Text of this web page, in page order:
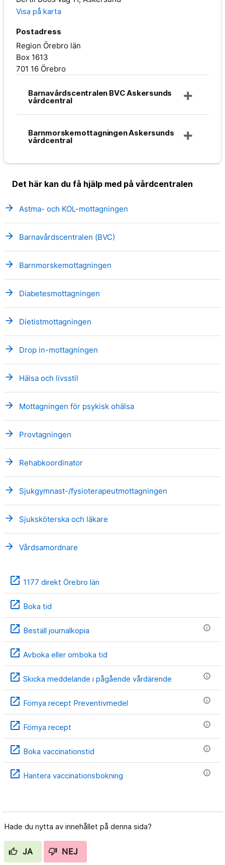
Visa på karta
Postadress
Region Örebro län
Box 1613
701 16 Örebro
Barnavårdscentralen BVC Askersunds
vårdcentral
Barnmorskemottagningen Askersunds
vårdcentral
Det här kan du få hjälp med på vårdcentralen
arrow_forward Astma- och KOL-mottagningen
arrow_forward Barnavårdscentralen (BVC)
arrow_forward Barnmorskemottagningen
arrow_forward Diabetesmottagningen
arrow_forward Dietistmottagningen
arrow_forward Drop in-mottagningen
arrow_forward Hälsa och livsstil
arrow_forward Mottagningen för psykisk ohälsa
arrow_forward Provtagningen
arrow_forward Rehabkoordinator
arrow_forward Sjukgymnast-/fysioterapeutmottagningen
arrow_forward Sjuksköterska och läkare
arrow_forward Vårdsamordnare
open_in_new 1177 direkt Örebro län
open_in_new Boka tid
open_in_new Beställ journalkopia info
open_in_new Avboka eller omboka tid
open_in_new Skicka meddelande i pågående vårdärende info
open_in_new Förnya recept Preventivmedel info
open_in_new Förnya recept info
open_in_new Boka vaccinationstid info
open_in_new Hantera vaccinationsbokning info
Hade du nytta av innehållet på denna sida?
JA NEJ